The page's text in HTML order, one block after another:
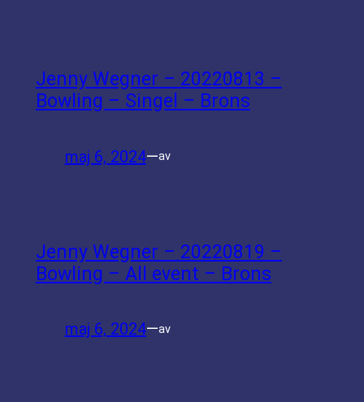
Jenny Wegner – 20220813 –
Bowling – Singel – Brons
maj 6, 2024—av
Jenny Wegner – 20220819 –
Bowling – All event – Brons
maj 6, 2024—av